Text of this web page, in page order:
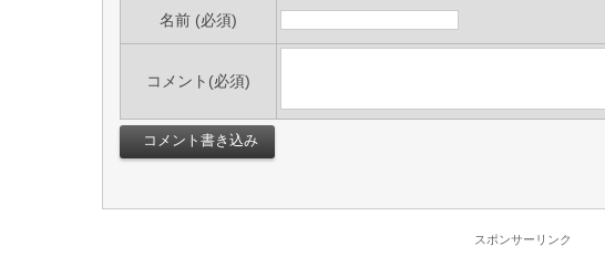
名前 (必須)
コメント(必須)
スポンサーリンク